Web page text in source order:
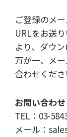
ご登録のメ
URLをお送
より、ダウ
万が一、メ
合わせくださ
お問い合わせ
TEL：03-
メール：